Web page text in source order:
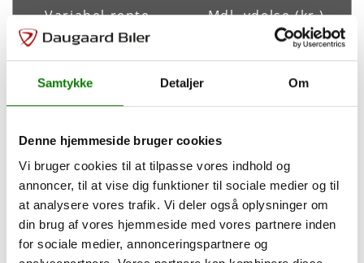
Samtykke Detaljer Om
Denne hjemmeside bruger cookies
Vi bruger cookies til at tilpasse vores indhold og
annoncer, til at vise dig funktioner til sociale medier og til
at analysere vores trafik. Vi deler også oplysninger om
din brug af vores hjemmeside med vores partnere inden
for sociale medier, annonceringspartnere og
Ja
Indretning og type
4 Sølvmetal
Karosseri
Dobbeltkabine
Variabel rente
4,49%
Mdl. ydelse (kr.)
4.170
Tilpas din finansiering
Udbetaling 85.470kr.
Løbetid 60måneder